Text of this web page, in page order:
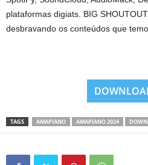
plataformas digiats. BIG
desbravando os conteúdos que
TAGS AMAPIANO AMAPIANO 2024